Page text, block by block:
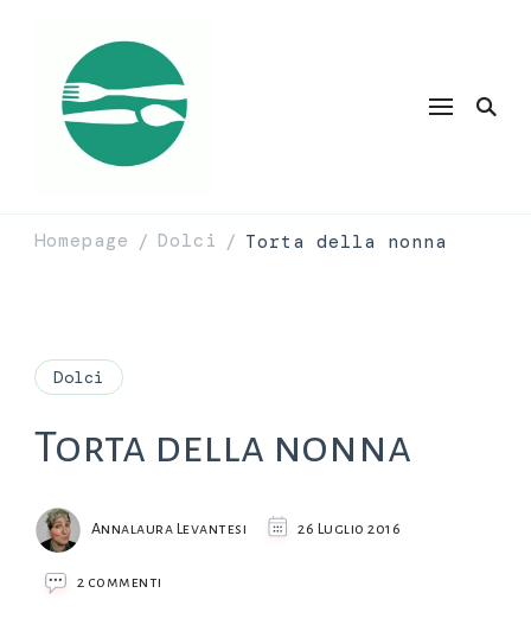
Homepage / Dolci / Torta della nonna
Dolci
Torta della nonna
Annalaura Levantesi 26 Luglio 2016
2 commenti